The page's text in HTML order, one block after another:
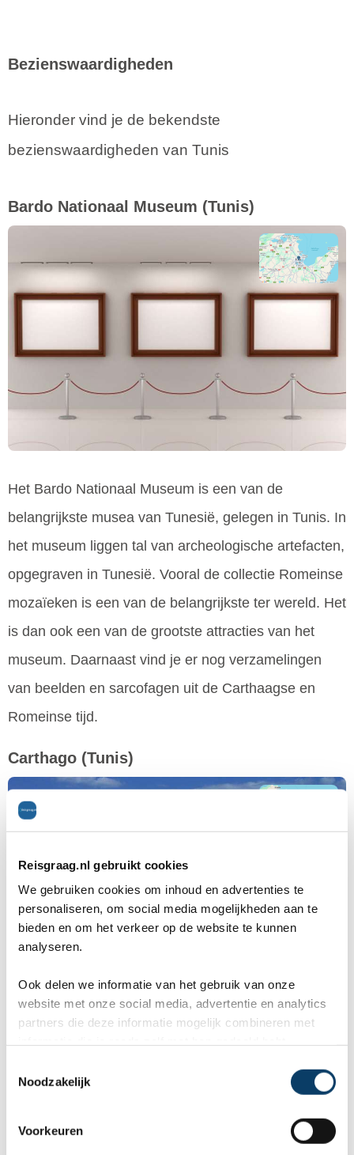
Reisgraag.nl gebruikt cookies
We gebruiken cookies om inhoud en advertenties te
personaliseren, om social media mogelijkheden aan te
bieden en om het verkeer op de website te kunnen
analyseren.
Ook delen we informatie van het gebruik van onze
website met onze social media, advertentie en analytics
partners die deze informatie mogelijk combineren met
Noodzakelijk
Voorkeuren
Bezienswaardigheden
Hieronder vind je de bekendste
bezienswaardigheden van Tunis
Bardo Nationaal Museum (Tunis)
Het Bardo Nationaal Museum is een van de
belangrijkste musea van Tunesië, gelegen in Tunis. In
het museum liggen tal van archeologische artefacten,
opgegraven in Tunesië. Vooral de collectie Romeinse
mozaïeken is een van de belangrijkste ter wereld. Het
is dan ook een van de grootste attracties van het
museum. Daarnaast vind je er nog verzamelingen
van beelden en sarcofagen uit de Carthaagse en
Romeinse tijd.
Carthago (Tunis)
stad Tunis bij de Golf van Tunis. Carthago is gesticht
in de 9e eeuw voor Christus en was in de oudheid de
hoofdstad en meest belangrijke stad van het